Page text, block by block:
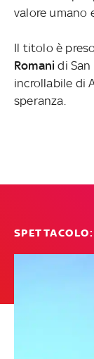
valore umano
Il titolo è
Romani di
incrollabile di
speranza.